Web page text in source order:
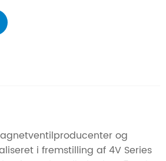
og
i fremstilling af 4V Series